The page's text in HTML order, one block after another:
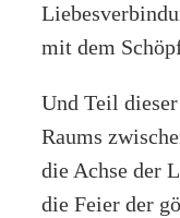
mit dem
Und Teil
Raums
die Achse der
die Feier der